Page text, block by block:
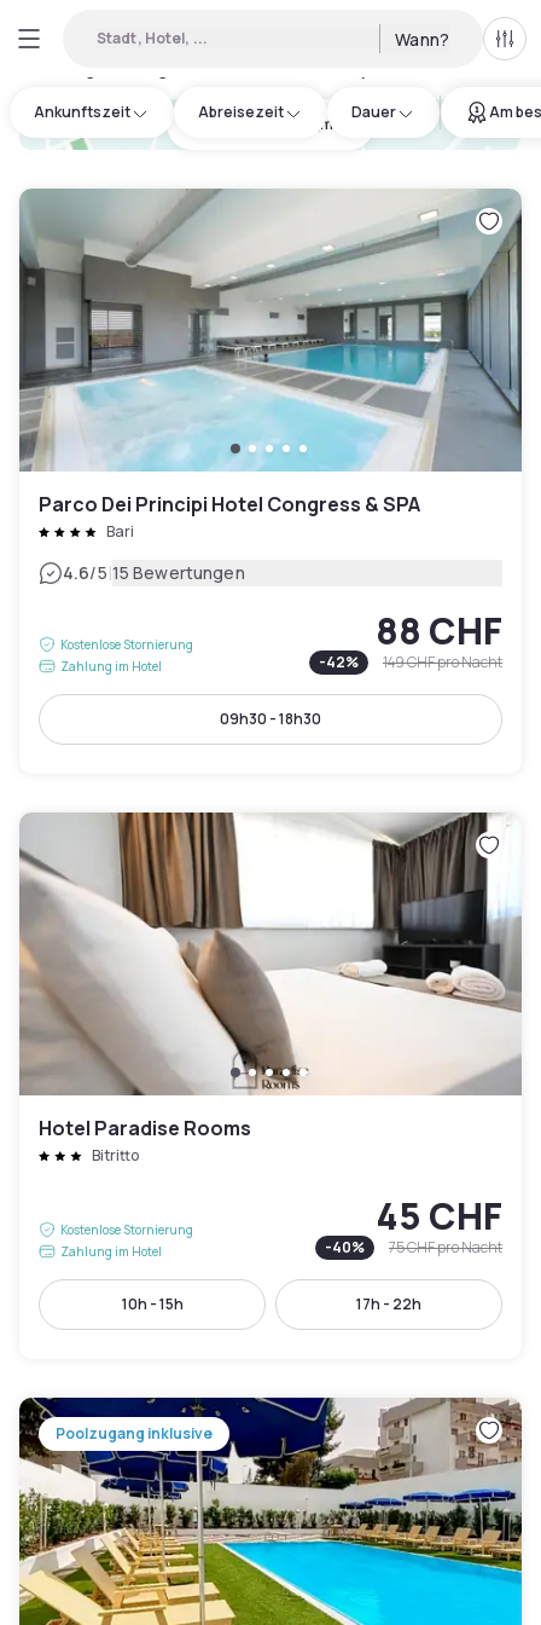
Stadt, Hotel, ... Wann? Alle
Ankunftszeit Abreisezeit Dauer Am
3
hotel.cta.view_map
Parco Dei Principi Hotel Congress & SPA
Bari
4.6/5|15 Bewertungen
Kostenlose Stornierung
Zahlung im Hotel
88 CHF
-42% 149 CHFpro Nacht
09h30 - 18h30
Hotel Paradise Rooms
Bitritto
Kostenlose Stornierung
Zahlung im Hotel
45 CHF
-40% 75 CHFpro Nacht
10h - 15h 17h - 22h
Poolzugang inklusive